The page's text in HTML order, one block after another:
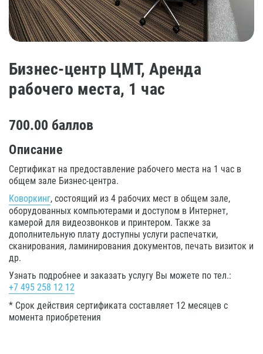
Бизнес-центр ЦМТ, Аренда
рабочего места, 1 час
700.00 баллов
Описание
Сертификат на предоставление рабочего места на 1 час в
общем зале Бизнес-центра.
Коворкинг, состоящий из 4 рабочих мест в общем зале,
оборудованных компьютерами и доступом в Интернет,
камерой для видеозвонков и принтером. Также за
дополнительную плату доступны услуги распечатки,
сканирования, ламинирования документов, печать визиток и
др.
Узнать подробнее и заказать услугу Вы можете по тел.:
+7 495 258 12 12
* Срок действия сертификата составляет 12 месяцев с
момента приобретения